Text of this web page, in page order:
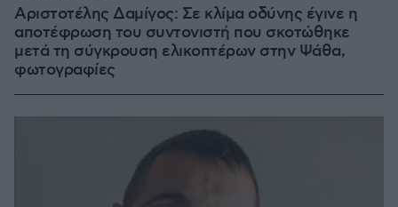
Αριστοτέλης Δαμίγος: Σε κλίμα οδύνης έγινε η
αποτέφρωση του συντονιστή που σκοτώθηκε
μετά τη σύγκρουση ελικοπτέρων στην Ψάθα,
φωτογραφίες